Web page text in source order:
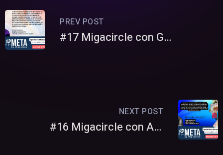
PREV POST
#17 Migacircle con Gianluca Giannini, Content Creator e Canva Expert
NEXT POST
#16 Migacircle con Alessio Badia, Direttore Generale di Postalmarket